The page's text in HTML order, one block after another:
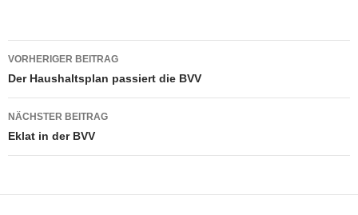
Beitragsnavigation
VORHERIGER BEITRAG
Der Haushaltsplan passiert die BVV
NÄCHSTER BEITRAG
Eklat in der BVV